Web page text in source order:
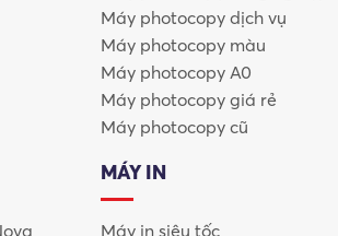
can thiệp thủ công.
thời gian xử lý công việc, và cho phép
Máy photocopy dịch vụ
Máy photocopy màu
Máy photocopy A0
Máy photocopy giá rẻ
Máy photocopy cũ
MÁY IN
Máy in siêu tốc